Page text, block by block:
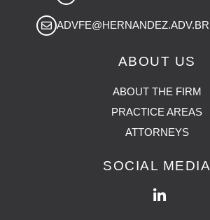
ADVFE@HERNANDEZ.ADV.BR
ABOUT US
ABOUT THE FIRM
PRACTICE AREAS
ATTORNEYS
SOCIAL MEDIA